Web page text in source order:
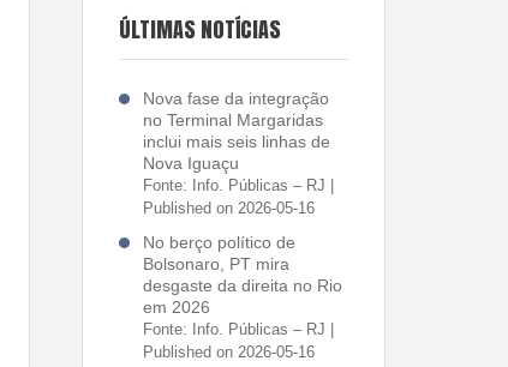
ÚLTIMAS NOTÍCIAS
Nova fase da integração
no Terminal Margaridas
inclui mais seis linhas de
Nova Iguaçu
Fonte: Info. Públicas – RJ
Published on 2026-05-16
No berço político de
Bolsonaro, PT mira
desgaste da direita no Rio
em 2026
Fonte: Info. Públicas – RJ
Published on 2026-05-16